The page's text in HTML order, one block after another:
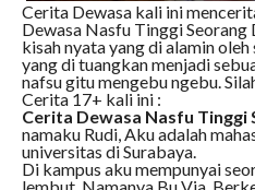
Cerita Dewasa kali ini
Dewasa Nasfu Tinggi Seorang
kisah nyata yang di alamin
yang di tuangkan menjadi
nafsu gitu mengebu ngebu.
Cerita 17+ kali ini :
Cerita Dewasa Nasfu Tinggi
namaku Rudi, Aku adalah
universitas di Surabaya.
Di kampus aku mempunyai